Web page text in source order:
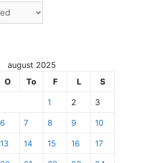
august 2025
O To F L S
1 2 3
6 7 8 9 10
13 14 15 16 17